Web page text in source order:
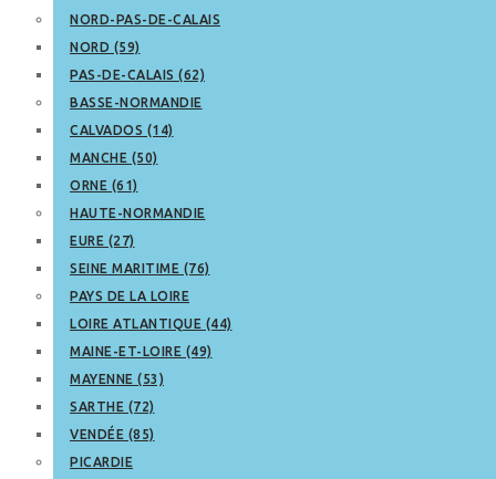
NORD-PAS-DE-CALAIS
NORD (59)
PAS-DE-CALAIS (62)
BASSE-NORMANDIE
CALVADOS (14)
MANCHE (50)
ORNE (61)
HAUTE-NORMANDIE
EURE (27)
SEINE MARITIME (76)
PAYS DE LA LOIRE
LOIRE ATLANTIQUE (44)
MAINE-ET-LOIRE (49)
MAYENNE (53)
SARTHE (72)
VENDÉE (85)
PICARDIE